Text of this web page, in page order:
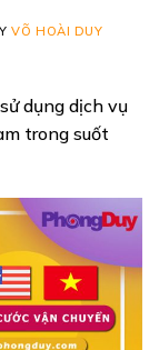
VÕ HOÀI DUY
dụng dịch vụ
trong suốt